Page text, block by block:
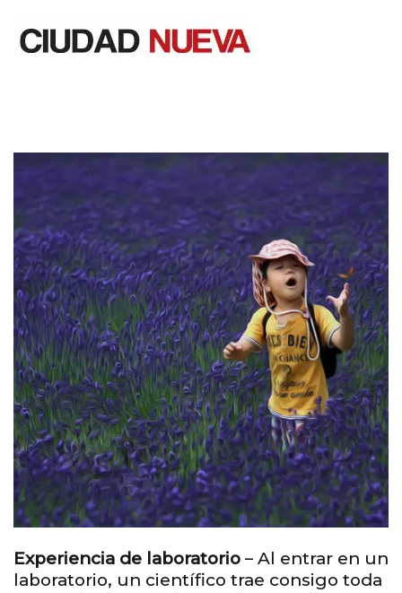
Experiencia de laboratorio – Al entrar en un
laboratorio, un científico trae consigo toda